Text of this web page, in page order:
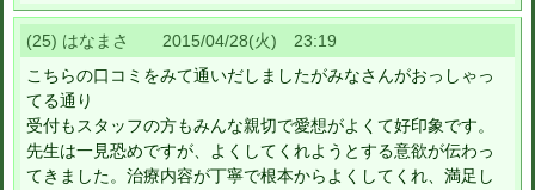
(25) はなまさ 2015/04/28(火) 23:19
こちらの口コミをみて通いだしましたがみなさんがおっしゃっ
てる通り
受付もスタッフの方もみんな親切で愛想がよくて好印象です。
先生は一見恐めですが、よくしてくれようとする意欲が伝わっ
てきました。治療内容が丁寧で根本からよくしてくれ、満足し